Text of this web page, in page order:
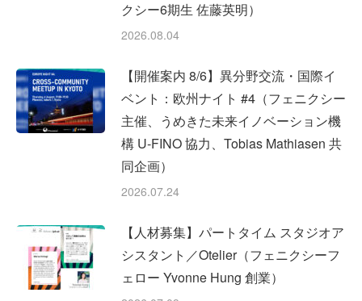
クシー6期生 佐藤英明）
2026.08.04
【開催案内 8/6】異分野交流・国際イ
ベント：欧州ナイト #4（フェニクシー
主催、うめきた未来イノベーション機
構 U-FINO 協力、Tobias Mathiasen 共
同企画）
2026.07.24
【人材募集】パートタイム スタジオア
シスタント／Otelier（フェニクシーフ
ェロー Yvonne Hung 創業）